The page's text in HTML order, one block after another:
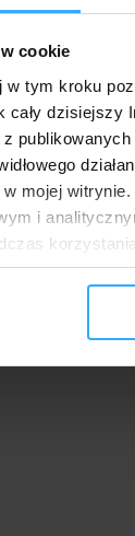
cookie
tym kroku
dzisiejszy
mojej
i
korzystania